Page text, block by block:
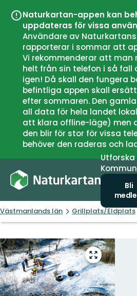
Naturkartan-appen kan
uppdateras för vissa
Användare av
rapporterar i sommar att
Vi rekommenderar att man
helt från sin telefon i så fall
igen! Då skall den fungera
befintliga appen skall
efter sommaren. Den
all data för hela landet
att klara offline-läge) men
den blir för stor för vissa
behöver den raderas och
Utforska
Bli
Västmanlands län Grillplats/Eldplats
Gå
till